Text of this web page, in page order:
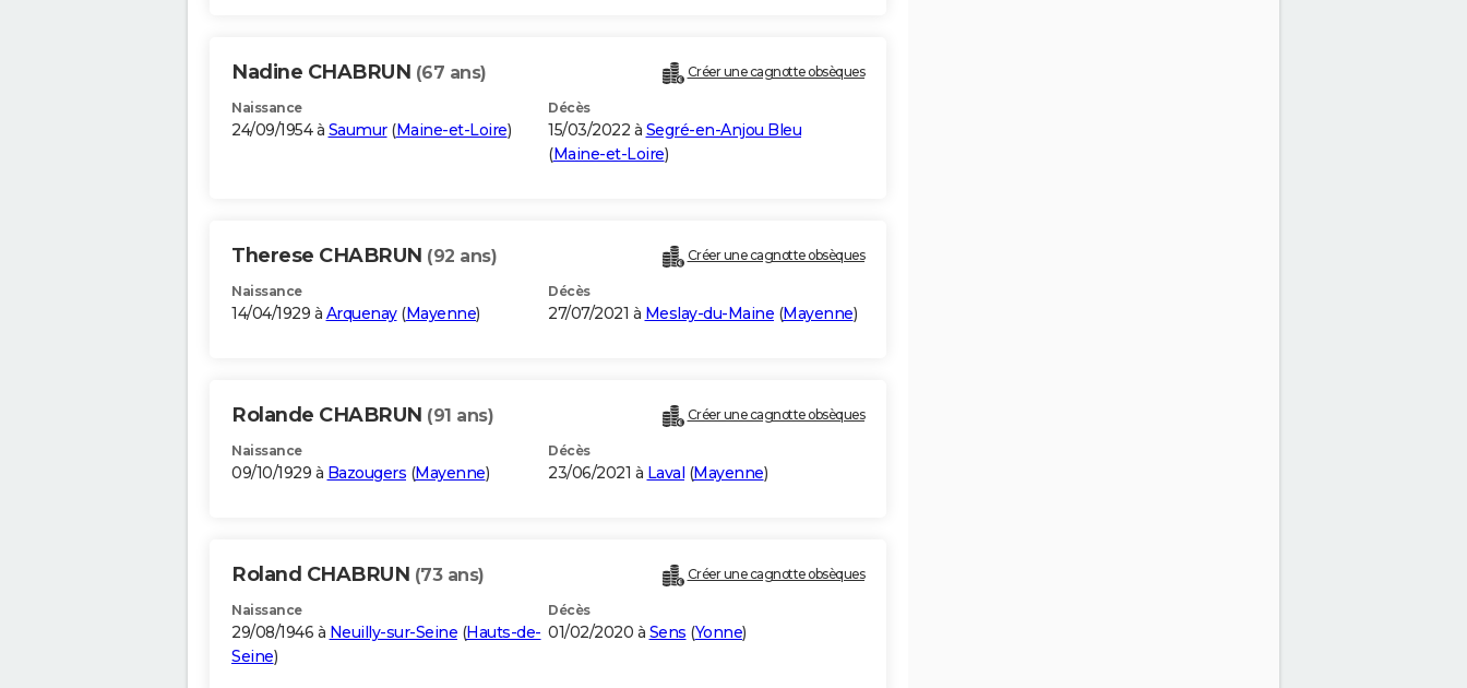
Nadine CHABRUN (67 ans) Créer une cagnotte obsèques
Naissance
24/09/1954 à Saumur(Maine-et-Loire)
Décès
15/03/2022 à Segré-en-Anjou Bleu
(Maine-et-Loire)
Therese CHABRUN (92 ans) Créer une cagnotte obsèques
Naissance
14/04/1929 à Arquenay(Mayenne)
Décès
27/07/2021 à Meslay-du-Maine (Mayenne)
Rolande CHABRUN (91 ans) Créer une cagnotte obsèques
Naissance
09/10/1929 à Bazougers (Mayenne)
Décès
23/06/2021 à Laval (Mayenne)
Roland CHABRUN (73 ans) Créer une cagnotte obsèques
Naissance
29/08/1946 à Neuilly-sur-Seine (Hauts-de-
Seine)
Décès
01/02/2020 à Sens (Yonne)